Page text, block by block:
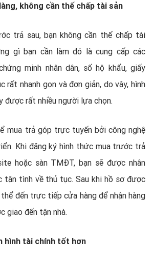
không cần thế chấp tài sản
trả sau, bạn không cần thể chấp tài
gì bạn cần làm đó là cung cấp các
minh nhân dân, số hộ khẩu, giấy
rất nhanh gọn và đơn giản, do vậy, hình
được rất nhiều người lựa chọn.
mua trả góp trực tuyến bởi công nghệ
Khi đăng ký hình thức mua trước trả
hoặc sàn TMĐT, bạn sẽ được nhân
tận tình về thủ tục. Sau khi hồ sơ được
đến trực tiếp cửa hàng để nhận hàng
giao đến tận nhà.
hình tài chính tốt hơn